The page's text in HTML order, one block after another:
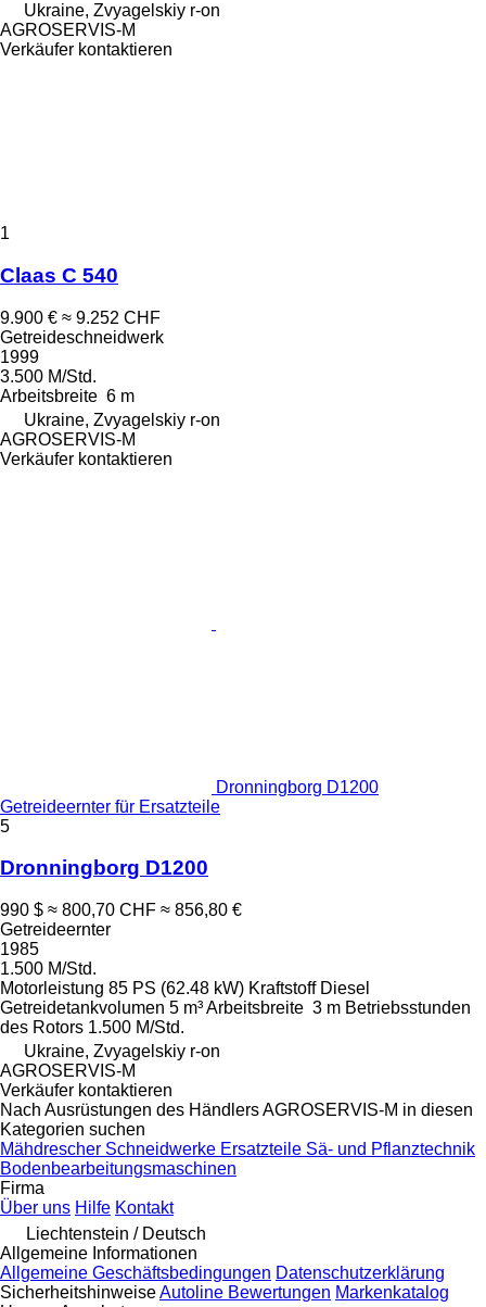
Ukraine, Zvyagelskiy r-on
AGROSERVIS-M
Verkäufer kontaktieren
1
Claas C 540
9.900 € ≈ 9.252 CHF
Getreideschneidwerk
1999
3.500 M/Std.
Arbeitsbreite 6 m
Ukraine, Zvyagelskiy r-on
AGROSERVIS-M
Verkäufer kontaktieren
Dronningborg D1200
Getreideernter für Ersatzteile
5
Dronningborg D1200
990 $ ≈ 800,70 CHF ≈ 856,80 €
Getreideernter
1985
1.500 M/Std.
Motorleistung 85 PS (62.48 kW) Kraftstoff Diesel
Getreidetankvolumen 5 m³Arbeitsbreite 3 m Betriebsstunden
des Rotors 1.500 M/Std.
Ukraine, Zvyagelskiy r-on
AGROSERVIS-M
Verkäufer kontaktieren
Nach Ausrüstungen des Händlers AGROSERVIS-M in diesen
Kategorien suchen
Mähdrescher Schneidwerke Ersatzteile Sä- und Pflanztechnik
Bodenbearbeitungsmaschinen
Firma
Über uns Hilfe Kontakt
Liechtenstein / Deutsch
Allgemeine Informationen
Allgemeine Geschäftsbedingungen Datenschutzerklärung
SicherheitshinweiseAutoline Bewertungen Markenkatalog